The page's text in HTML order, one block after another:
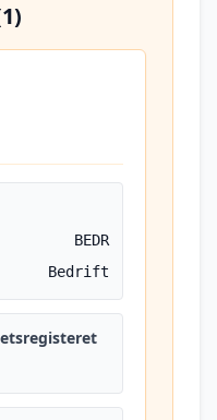
BEDR
Bedrift